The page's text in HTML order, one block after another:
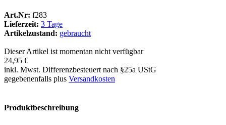
Art.Nr: f283
Lieferzeit: 3 Tage
Artikelzustand: gebraucht
Dieser Artikel ist momentan nicht verfügbar
24,95 €
inkl. Mwst. Differenzbesteuert nach §25a UStG
gegebenenfalls plus Versandkosten
Produktbeschreibung